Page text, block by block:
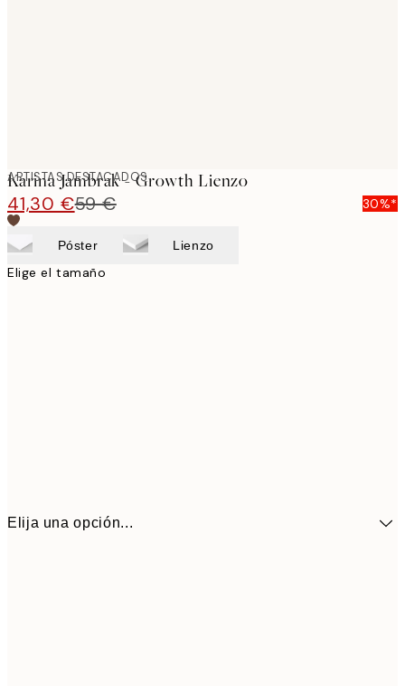
ARTISTAS DESTACADOS
Karina Jambrak - Growth Lienzo
41,30 €59 € 30%*
Póster Lienzo
Elige el tamaño
Elija una opción...